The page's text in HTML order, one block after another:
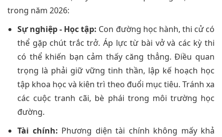
trong năm 2026:
Sự nghiệp - Học tập: Con đường học hành, thi cử có
thể gặp chút trắc trở. Áp lực từ bài vở và các kỳ thi
có thể khiến bạn cảm thấy căng thẳng. Điều quan
trọng là phải giữ vững tinh thần, lập kế hoạch học
tập khoa học và kiên trì theo đuổi mục tiêu. Tránh xa
các cuộc tranh cãi, bè phái trong môi trường học
đường.
Tài chính: Phương diện tài chính không mấy khả